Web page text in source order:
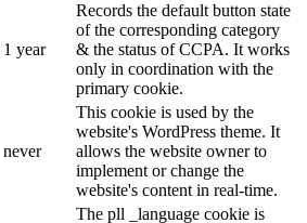
1 year
Records the default button state
of the corresponding category
& the status of CCPA. It works
only in coordination with the
primary cookie.
never
This cookie is used by the
website's WordPress theme. It
allows the website owner to
implement or change the
website's content in real-time.
The pll _language cookie is